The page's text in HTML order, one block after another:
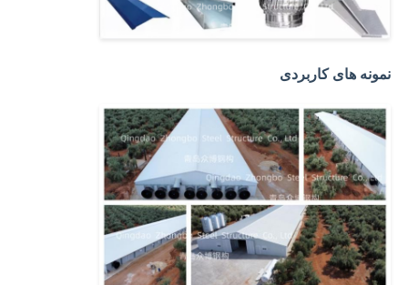
ساخت و ساز ساخت و ساز ساخت و ساز فولاد
نمونه های کاربردی